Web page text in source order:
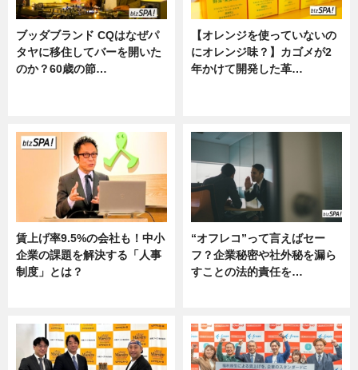
ブッダブランド CQはなぜパ
タヤに移住してバーを開いた
のか？60歳の節…
【オレンジを使っていないの
にオレンジ味？】カゴメが2
年かけて開発した革…
賃上げ率9.5%の会社も！中小
企業の課題を解決する「人事
制度」とは？
“オフレコ”って言えばセー
フ？企業秘密や社外秘を漏ら
すことの法的責任を…